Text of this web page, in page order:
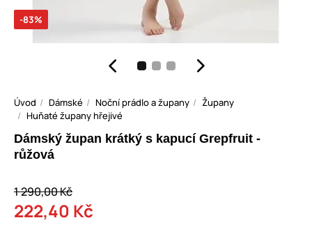
-83%
Úvod Dámské Noční prádlo a župany
Župany
Huňaté župany hřejivé
Dámský župan krátký s kapucí Grepfruit -
růžová
1 290,00 Kč
222,40 Kč